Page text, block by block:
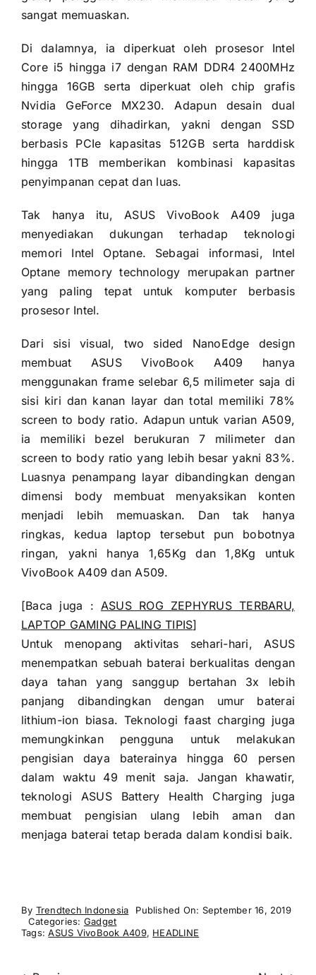
sangat memuaskan.
Di dalamnya, ia diperkuat oleh prosesor Intel
Core i5 hingga i7 dengan RAM DDR4 2400MHz
hingga 16GB serta diperkuat oleh chip grafis
Nvidia GeForce MX230. Adapun desain dual
storage yang dihadirkan, yakni dengan SSD
berbasis PCIe kapasitas 512GB serta harddisk
hingga 1TB memberikan kombinasi kapasitas
penyimpanan cepat dan luas.
Tak hanya itu, ASUS VivoBook A409 juga
menyediakan dukungan terhadap teknologi
memori Intel Optane. Sebagai informasi, Intel
Optane memory technology merupakan partner
yang paling tepat untuk komputer berbasis
prosesor Intel.
Dari sisi visual, two sided NanoEdge design
membuat ASUS VivoBook A409 hanya
menggunakan frame selebar 6,5 milimeter saja di
sisi kiri dan kanan layar dan total memiliki 78%
screen to body ratio. Adapun untuk varian A509,
ia memiliki bezel berukuran 7 milimeter dan
screen to body ratio yang lebih besar yakni 83%.
Luasnya penampang layar dibandingkan dengan
dimensi body membuat menyaksikan konten
menjadi lebih memuaskan. Dan tak hanya
ringkas, kedua laptop tersebut pun bobotnya
ringan, yakni hanya 1,65Kg dan 1,8Kg untuk
VivoBook A409 dan A509.
[Baca juga : ASUS ROG ZEPHYRUS TERBARU,
LAPTOP GAMING PALING TIPIS]
Untuk menopang aktivitas sehari-hari, ASUS
menempatkan sebuah baterai berkualitas dengan
daya tahan yang sanggup bertahan 3x lebih
panjang dibandingkan dengan umur baterai
lithium-ion biasa. Teknologi faast charging juga
memungkinkan pengguna untuk melakukan
pengisian daya baterainya hingga 60 persen
dalam waktu 49 menit saja. Jangan khawatir,
teknologi ASUS Battery Health Charging juga
membuat pengisian ulang lebih aman dan
menjaga baterai tetap berada dalam kondisi baik.
By Trendtech Indonesia
Published On: September 16, 2019
Categories: Gadget
Tags:ASUS VivoBook A409, HEADLINE